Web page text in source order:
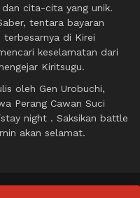
cita-cita yang unik.
tentara bayaran
di Kirei
keselamatan dari
Kiritsugu.
oleh Gen Urobuchi,
Perang Cawan Suci
night . Saksikan battle
akan selamat.